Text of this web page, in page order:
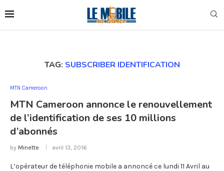
TAG: SUBSCRIBER IDENTIFICATION
MTN Cameroon
MTN Cameroon annonce le renouvellement
de l’identification de ses 10 millions
d’abonnés
by Minette avril 13, 2016
L’opérateur de téléphonie mobile a annoncé ce lundi 11 Avril au